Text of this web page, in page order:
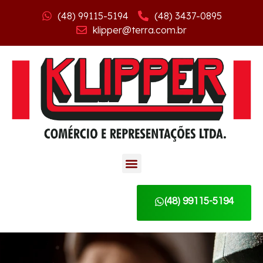
(48) 99115-5194
(48) 3437-0895
klipper@terra.com.br
(48) 99115-5194